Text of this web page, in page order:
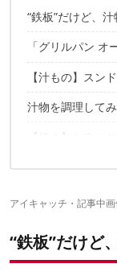
“鉄板”だけど、
「グリルパン オ
ポイント1：絶
ポイント2：お
ポイント3：半
【汁もの】スン
アツアツの旨
汁物を調理して
朝ごはんだって
【炒め】“ローホ
ここには注意が
✔こちらの記事
アイキャッチ・記事中
“鉄板”だけど